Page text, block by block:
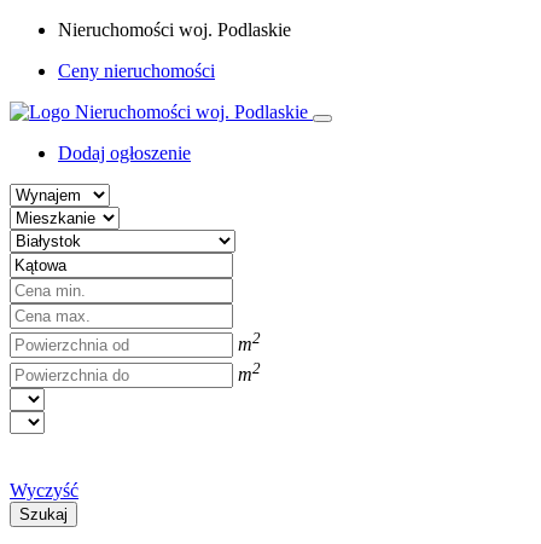
Nieruchomości woj. Podlaskie
Ceny nieruchomości
Dodaj ogłoszenie
m2
m2
Wyczyść
Szukaj